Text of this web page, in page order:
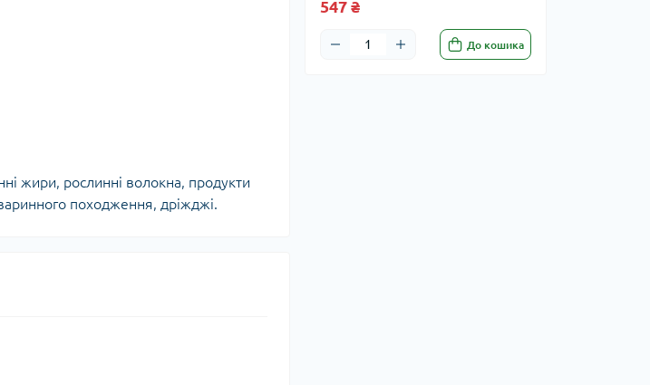
547 ₴
До кошика
жири, рослинні волокна, продукти
походження, дріжджі.